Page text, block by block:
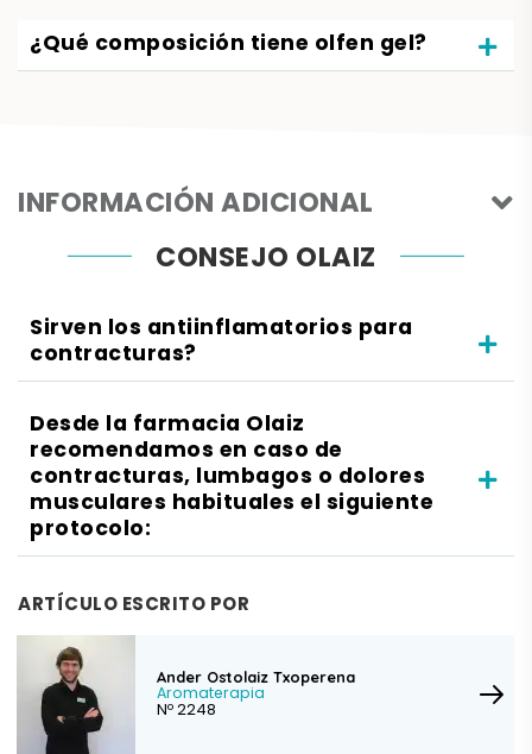
¿Qué composición tiene olfen gel?
INFORMACIÓN ADICIONAL
CONSEJO OLAIZ
Sirven los antiinflamatorios para
contracturas?
Desde la farmacia Olaiz
recomendamos en caso de
contracturas, lumbagos o dolores
musculares habituales el siguiente
protocolo:
ARTÍCULO ESCRITO POR
Ander Ostolaiz Txoperena
Aromaterapia
Nº 2248